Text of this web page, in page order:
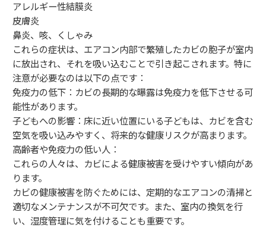
アレルギー性結膜炎
皮膚炎
鼻炎、咳、くしゃみ
これらの症状は、エアコン内部で繁殖したカビの胞子が室内
に放出され、それを吸い込むことで引き起こされます。特に
注意が必要なのは以下の点です：
免疫力の低下：カビの長期的な曝露は免疫力を低下させる可
能性があります。
子どもへの影響：床に近い位置にいる子どもは、カビを含む
空気を吸い込みやすく、将来的な健康リスクが高まります。
高齢者や免疫力の低い人：
これらの人々は、カビによる健康被害を受けやすい傾向があ
ります。
カビの健康被害を防ぐためには、定期的なエアコンの清掃と
適切なメンテナンスが不可欠です。また、室内の換気を行
い、湿度管理に気を付けることも重要です。